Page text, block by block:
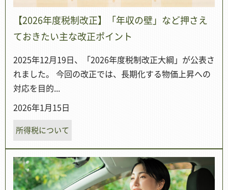
【2026年度税制改正】「年収の壁」など押さえ
ておきたい主な改正ポイント
2025年12月19日、「2026年度税制改正大綱」が公表さ
れました。 今回の改正では、長期化する物価上昇への
対応を目的...
2026年1月15日
所得税について